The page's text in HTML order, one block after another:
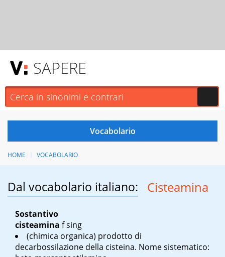
SAPERE
HOME VOCABOLARIO
Dal vocabolario italiano: Cisteamina
Sostantivo
cisteamina f sing
(chimica organica) prodotto di
decarbossilazione della cisteina. Nome sistematico: